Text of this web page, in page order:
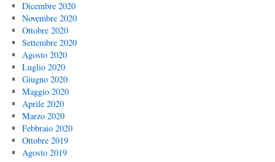
Dicembre 2020
Novembre 2020
Ottobre 2020
Settembre 2020
Agosto 2020
Luglio 2020
Giugno 2020
Maggio 2020
Aprile 2020
Marzo 2020
Febbraio 2020
Ottobre 2019
Agosto 2019